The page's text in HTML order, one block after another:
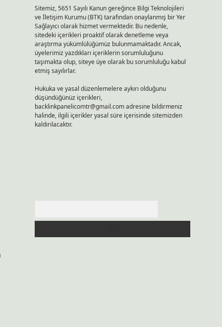
Sitemiz, 5651 Sayılı Kanun gereğince Bilgi Teknolojileri
ve İletişim Kurumu (BTK) tarafından onaylanmış bir Yer
Sağlayıcı olarak hizmet vermektedir. Bu nedenle,
sitedeki içerikleri proaktif olarak denetleme veya
araştırma yükümlülüğümüz bulunmamaktadır. Ancak,
üyelerimiz yazdıkları içeriklerin sorumluluğunu
taşımakta olup, siteye üye olarak bu sorumluluğu kabul
etmiş sayılırlar.
Hukuka ve yasal düzenlemelere aykırı olduğunu
düşündüğünüz içerikleri,
backlinkpanelicomtr@gmail.comadresine bildirmeniz
halinde, ilgili içerikler yasal süre içerisinde sitemizden
kaldırılacaktır.